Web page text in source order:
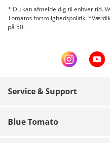
* Du kan afmelde dig til enhver tid.
Tomatos fortrolighedspolitik.
på 50.
Service & Support
Blue Tomato